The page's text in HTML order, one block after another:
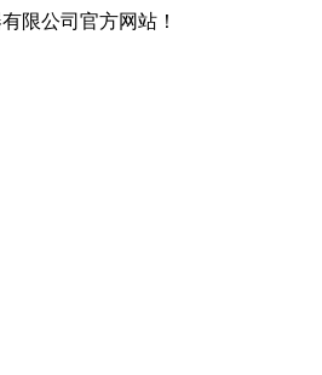
限公司官方网站！